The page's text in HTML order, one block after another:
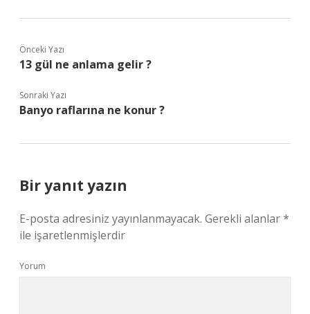
Önceki Yazı
13 gül ne anlama gelir ?
Sonraki Yazı
Banyo raflarına ne konur ?
Bir yanıt yazın
E-posta adresiniz yayınlanmayacak. Gerekli alanlar*
ile işaretlenmişlerdir
Yorum